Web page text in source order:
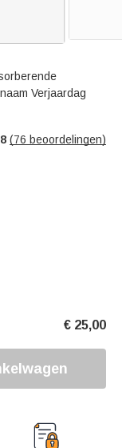
Verjaardag
(76 beoordelingen)
€ 25,00